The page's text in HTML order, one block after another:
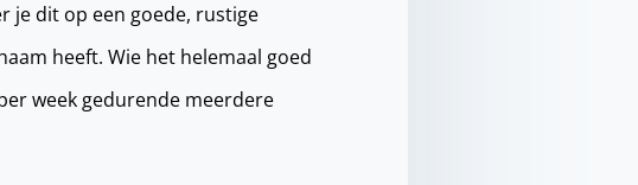
je dit op een goede, rustige
heeft. Wie het helemaal goed
week gedurende meerdere